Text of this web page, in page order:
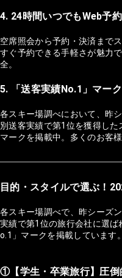
4. 24時間いつでもWeb予
空席照会から予約・決済まで
すぐ予約できる手軽さが魅力
全。
5. 「送客実績No.1」マー
各スキー場調べにおいて、昨
別送客実績で第1位を獲得した
マークを掲載中。多くのお客
目的・スタイルで選ぶ！
各スキー場調べで、昨シーズ
実績で第1位の旅行会社に選ば
o.1」マークを掲載しています。
①【学生・卒業旅行】圧倒